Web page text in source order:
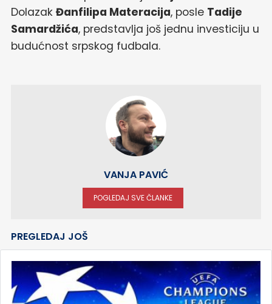
Dolazak Đanfilipa Materacija, posle Tadije
Samardžića, predstavlja još jednu investiciju u
budućnost srpskog fudbala.
VANJA PAVIĆ
POGLEDAJ SVE ČLANKE
PREGLEDAJ JOŠ